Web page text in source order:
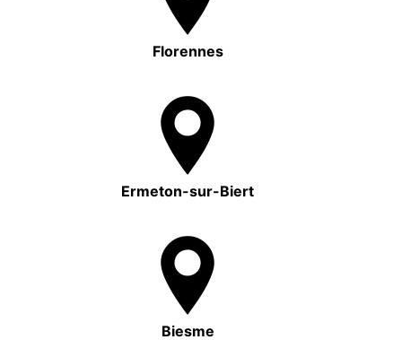
Florennes
Ermeton-sur-Biert
Biesme